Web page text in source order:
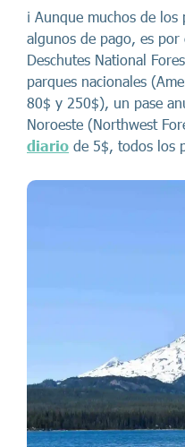
ℹ️ Aunque muchos de
algunos de pago, es por
Deschutes National
parques nacionales
80$ y 250$), un pase
Noroeste (Northwest
diario de 5$, todos los